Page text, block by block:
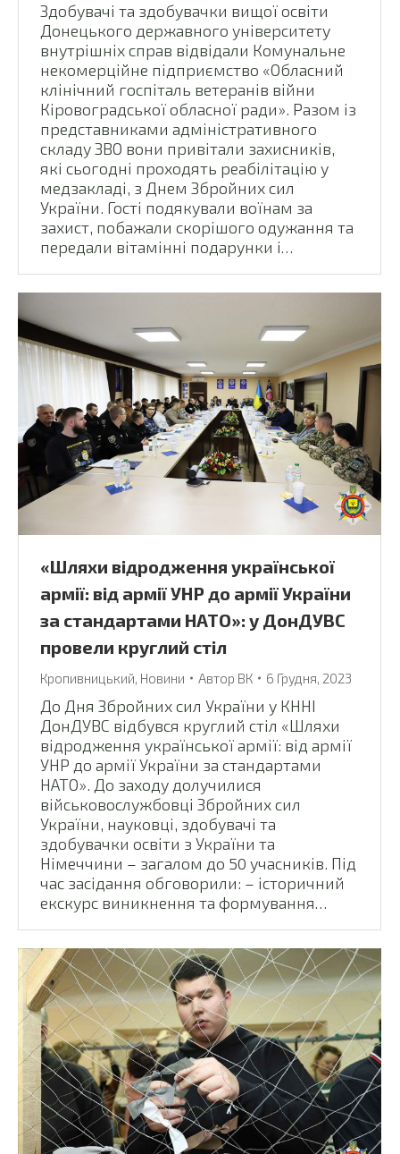
Здобувачі та здобувачки вищої освіти
Донецького державного університету
внутрішніх справ відвідали Комунальне
некомерційне підприємство «Обласний
клінічний госпіталь ветеранів війни
Кіровоградської обласної ради». Разом із
представниками адміністративного
складу ЗВО вони привітали захисників,
які сьогодні проходять реабілітацію у
медзакладі, з Днем Збройних сил
України. Гості подякували воїнам за
захист, побажали скорішого одужання та
передали вітамінні подарунки і…
«Шляхи відродження української
армії: від армії УНР до армії України
за стандартами НАТО»: у ДонДУВС
провели круглий стіл
Кропивницький, Новини Автор ВК 6 Грудня, 2023
До Дня Збройних сил України у КННІ
ДонДУВС відбувся круглий стіл «Шляхи
відродження української армії: від армії
УНР до армії України за стандартами
НАТО». До заходу долучилися
військовослужбовці Збройних сил
України, науковці, здобувачі та
здобувачки освіти з України та
Німеччини – загалом до 50 учасників. Під
час засідання обговорили: – історичний
екскурс виникнення та формування…